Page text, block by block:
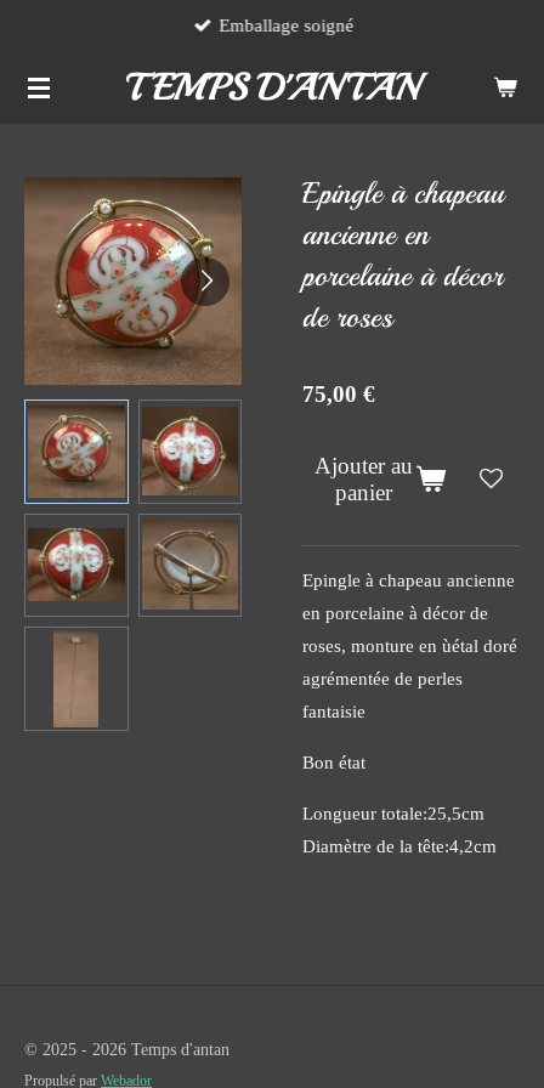
contenu
TEMPS D'ANTAN
Emballage soigné
Epingle à chapeau
ancienne en
porcelaine à décor
de roses
75,00 €
Ajouter au
panier
Epingle à chapeau ancienne
en porcelaine à décor de
roses, monture en ùétal doré
agrémentée de perles
fantaisie
Bon état
Longueur totale:25,5cm
Diamètre de la tête:4,2cm
© 2025 - 2026 Temps d'antan
Propulsé par Webador